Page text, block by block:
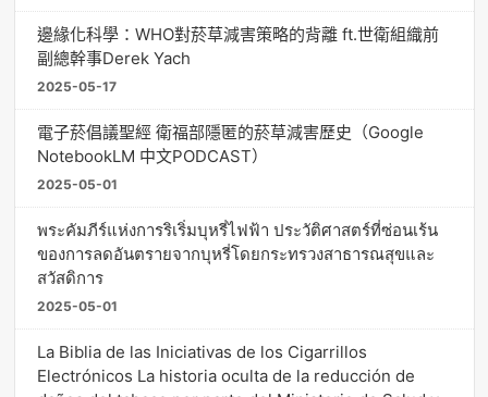
邊緣化科學：WHO對菸草減害策略的背離 ft.世衛組織前
副總幹事Derek Yach
2025-05-17
電子菸倡議聖經 衛福部隱匿的菸草減害歷史（Google
NotebookLM 中文PODCAST）
2025-05-01
พระคัมภีร์แห่งการริเริ่มบุหรี่ไฟฟ้า ประวัติศาสตร์ที่ซ่อนเร้น
ของการลดอันตรายจากบุหรี่โดยกระทรวงสาธารณสุขและ
สวัสดิการ
2025-05-01
La Biblia de las Iniciativas de los Cigarrillos
Electrónicos La historia oculta de la reducción de